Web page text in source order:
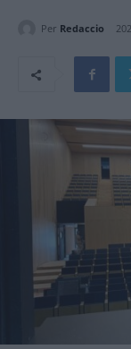
Per Redaccio